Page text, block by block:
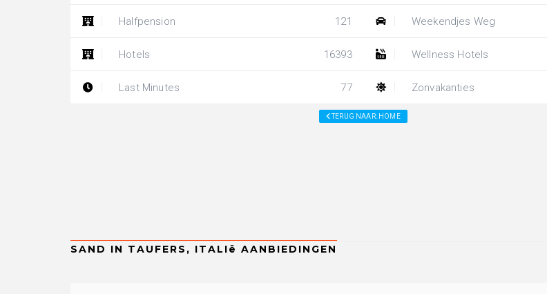
Halfpension 121
Hotels 16393
Last Minutes 77
Weekendjes Weg
Wellness Hotels
Zonvakanties
TERUG NAAR: HOME